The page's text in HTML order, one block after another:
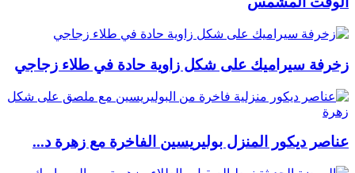
زخرفة سيراميك على شكل زاوية حادة في طلاء زجاجي
عناصر ديكور المنزل بوليريسين الفاخرة مع زهرة د...